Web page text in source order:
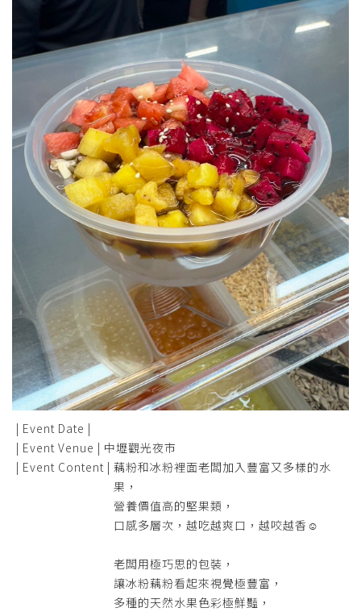
| Event Date |
| Event Venue | 中壢觀光夜市
| Event Content | 藕粉和冰粉裡面老闆加入豐富又多樣的水
果，
營養價值高的堅果類，
口感多層次，越吃越爽口，越咬越香☺
老闆用極巧思的包裝，
讓冰粉藕粉看起來視覺極豐富，
多種的天然水果色彩極鮮豔，